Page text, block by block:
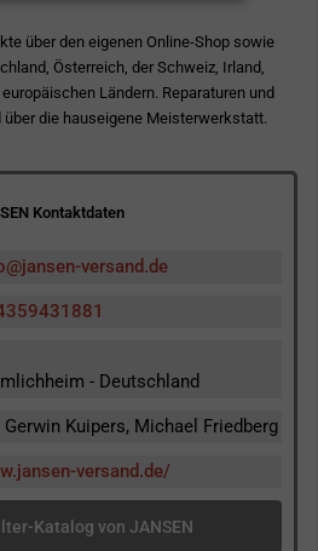
über den eigenen Online-Shop sowie
Österreich, der Schweiz, Irland,
Ländern. Reparaturen und
die hauseigene Meisterwerkstatt.
Kontaktdaten
versand.de
- Deutschland
Kuipers, Michael Friedberg
versand.de/
Katalog von JANSEN